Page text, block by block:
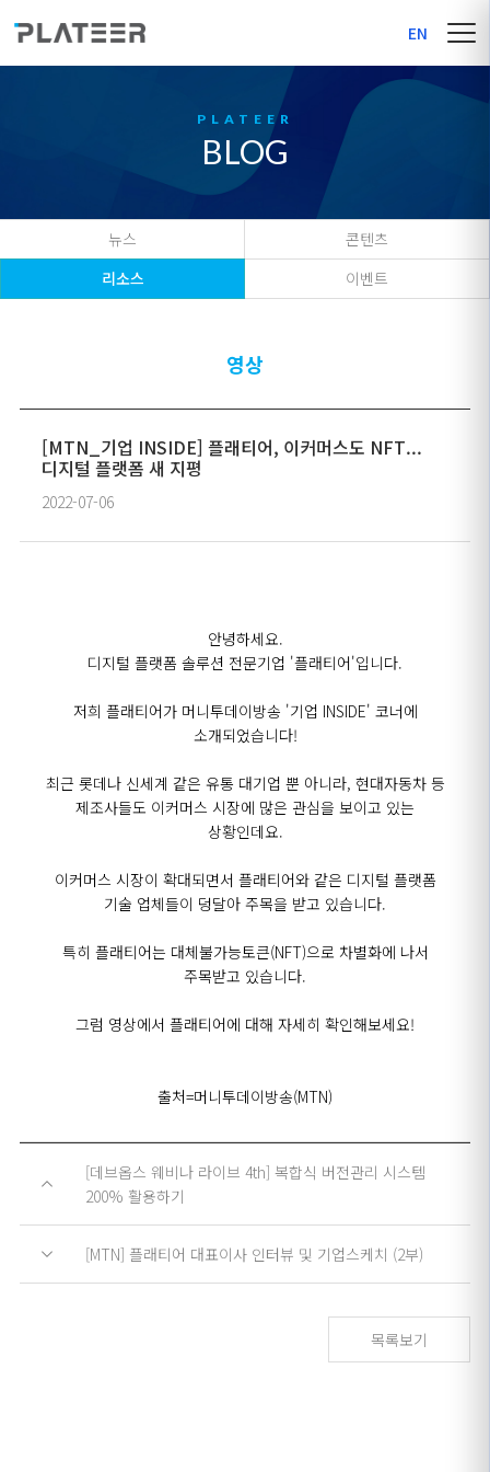
EN
BLOG
뉴스
콘텐츠
리소스
이벤트
영상
[MTN_기업 INSIDE] 플래티어, 이커머스도 NFT...
디지털 플랫폼 새 지평
2022-07-06
안녕하세요.
디지털 플랫폼 솔루션 전문기업 '플래티어'입니다.
저희 플래티어가 머니투데이방송 '기업 INSIDE' 코너에
소개되었습니다!
최근 롯데나 신세계 같은 유통 대기업 뿐 아니라, 현대자동차 등
제조사들도 이커머스 시장에 많은 관심을 보이고 있는
상황인데요.
이커머스 시장이 확대되면서 플래티어와 같은 디지털 플랫폼
기술 업체들이 덩달아 주목을 받고 있습니다.
특히 플래티어는 대체불가능토큰(NFT)으로 차별화에 나서
주목받고 있습니다.
그럼 영상에서 플래티어에 대해 자세히 확인해보세요!
출처=머니투데이방송(MTN)
[데브옵스 웨비나 라이브 4th] 복합식 버전관리 시스템
200% 활용하기
[MTN] 플래티어 대표이사 인터뷰 및 기업스케치 (2부)
목록보기